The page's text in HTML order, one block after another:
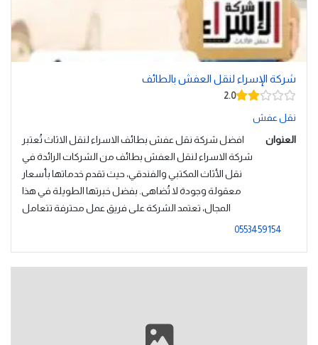
شركة الإسراء لنقل العفش بالطائف
2.0
نقل عفش
العنوان
افضل شركة نقل عفش بطائف الاسراء لنقل الاثاث تُعتبر
شركة الاسراء لنقل العفش بطائف من الشركات الرائدة في
نقل الأثاث المكتبي والفندقي، حيث تقدم خدماتها بأسعار
معقولة وجودة لا تُضاهى. بفضل خبرتها الطويلة في هذا
المجال، تعتمد الشركة على فريق عمل محترفة تتعامل
0553459154